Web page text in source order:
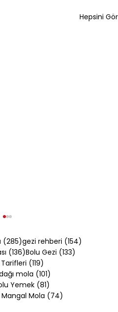
Hepsini Gör
(285)285 yazı
gezi rehberi (154)
(136)136 yazı
Bolu Gezi (133)
(119)
mola (101)
yazıYemek (81)
yazı
Mangal Mola (74)